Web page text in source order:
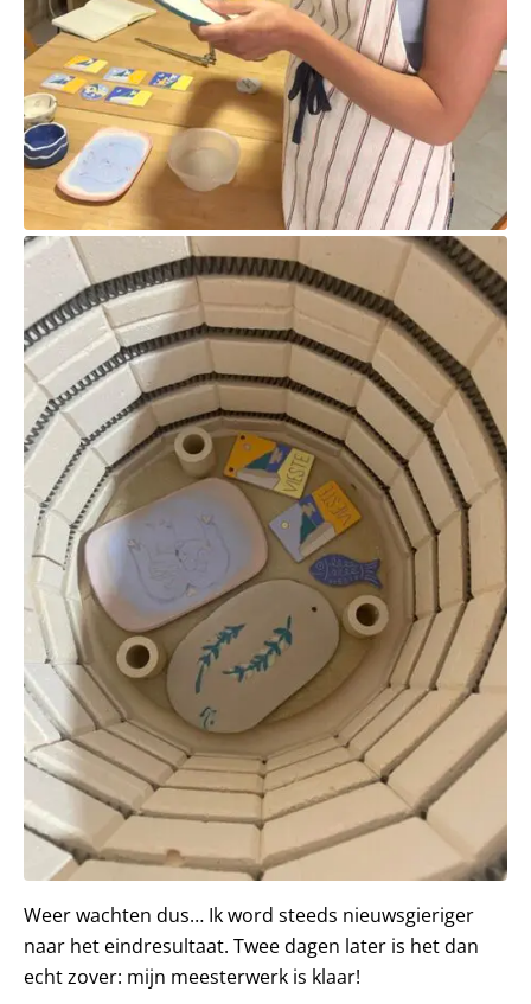
Weer wachten dus… Ik word steeds nieuwsgieriger
naar het eindresultaat. Twee dagen later is het dan
echt zover: mijn meesterwerk is klaar!